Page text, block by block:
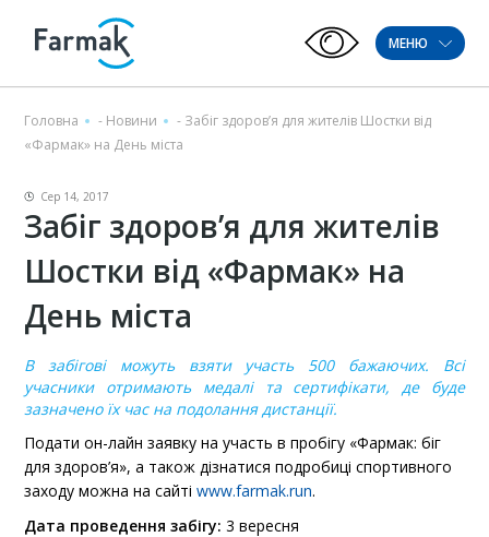
МЕНЮ
Головна - Новини - Забіг здоров’я для жителів Шостки від
«Фармак» на День міста
Сер 14, 2017
Забіг здоров’я для жителів
Шостки від «Фармак» на
День міста
В забігові можуть взяти участь 500 бажаючих. Всі
учасники отримають медалі та сертифікати, де буде
зазначено їх час на подолання дистанції.
Подати он-лайн заявку на участь в пробігу «Фармак: біг
для здоров’я», а також дізнатися подробиці спортивного
заходу можна на сайтіwww.farmak.run.
Дата проведення забігу:3 вересня